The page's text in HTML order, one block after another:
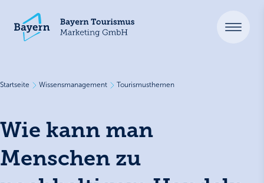
Startseite Wissensmanagement Tourismusthemen
Wie kann man
Menschen zu